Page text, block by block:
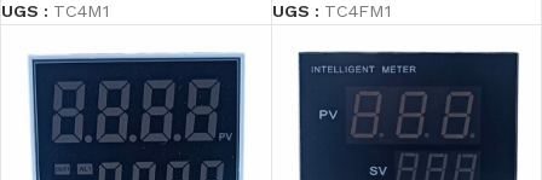
UGS : TC4M1 UGS : TC4FM1